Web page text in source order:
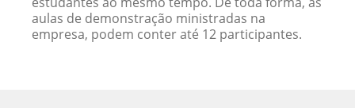
aulas de demonstração ministradas na
empresa, podem conter até 12 participantes.